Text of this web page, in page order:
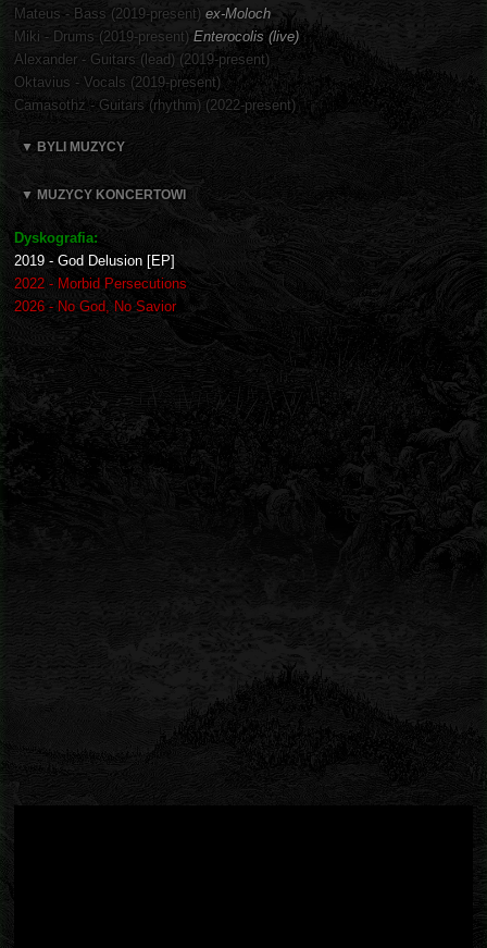
Mateus - Bass (2019-present) ex-Moloch
Miki - Drums (2019-present) Enterocolis (live)
Alexander - Guitars (lead) (2019-present)
Oktavius - Vocals (2019-present)
Camasothz - Guitars (rhythm) (2022-present)
▼ BYLI MUZYCY
▼ MUZYCY KONCERTOWI
Dyskografia:
2019 - God Delusion [EP]
2022 - Morbid Persecutions
2026 - No God, No Savior